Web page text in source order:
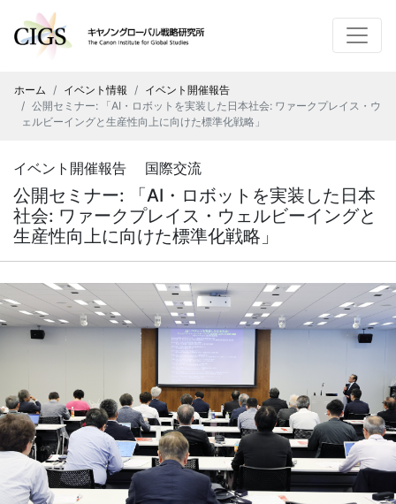
ホーム イベント情報
イベント開催報告
公開セミナー: 「AI・ロボットを実装した日本社会: ワァークプレイス・ウ
ェルビーイングと生産性向上に向けた標準化戦略」
イベント開催報告 国際交流
公開セミナー: 「AI・ロボットを実装した日本
社会: ワァークプレイス・ウェルビーイングと
生産性向上に向けた標準化戦略」